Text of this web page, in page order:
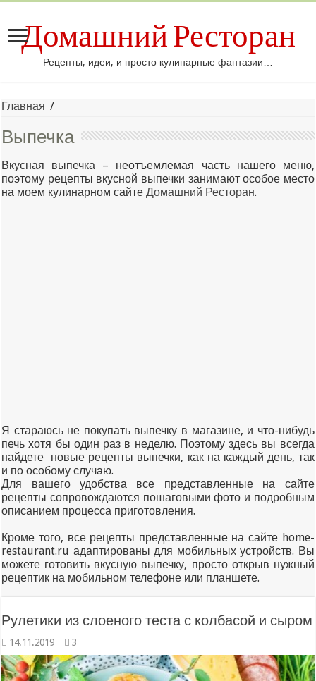
Домашний Ресторан
Рецепты, идеи, и просто кулинарные фантазии…
Главная /
Выпечка
Вкусная выпечка – неотъемлемая часть нашего меню,
поэтому рецепты вкусной выпечки занимают особое место
на моем кулинарном сайтеДомашний Ресторан.
Я стараюсь не покупать выпечку в магазине, и что-нибудь
печь хотя бы один раз в неделю. Поэтому здесь вы всегда
найдете новые рецепты выпечки, как на каждый день, так
и по особому случаю.
Для вашего удобства все представленные на сайте
рецепты сопровождаются пошаговыми фото и подробным
описанием процесса приготовления.
Кроме того, все рецепты представленные на сайте home-
restaurant.ru адаптированы для мобильных устройств. Вы
можете готовить вкусную выпечку, просто открыв нужный
рецептик на мобильном телефоне или планшете.
Рулетики из слоеного теста с колбасой и сыром
14.11.2019 3